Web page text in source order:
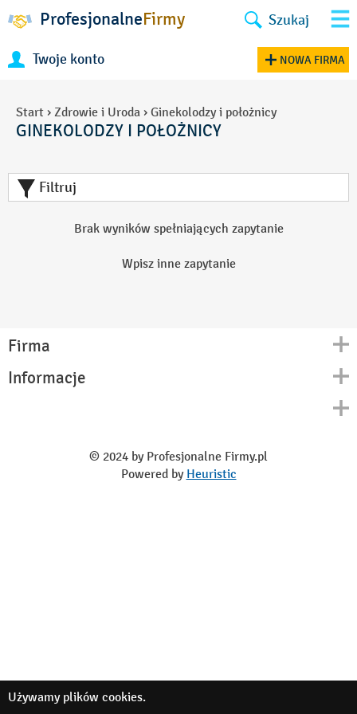
ProfesjonalneFirmy Szukaj
Twoje konto NOWA FIRMA
Start › Zdrowie i Uroda › Ginekolodzy i położnicy
GINEKOLODZY I POŁOŻNICY
Filtruj
Brak wyników spełniających zapytanie
Wpisz inne zapytanie
Firma
Kontakt
Informacje
© 2024 by Profesjonalne Firmy.pl
Powered by Heuristic
Używamy plików cookies.